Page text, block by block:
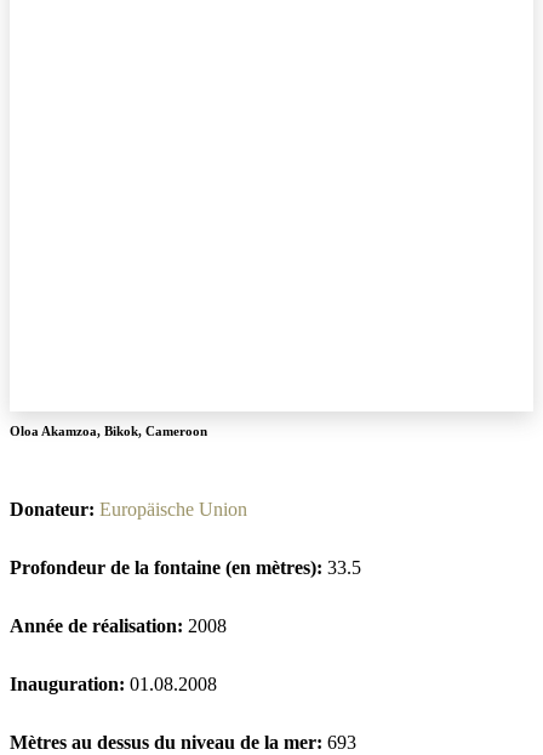
Oloa Akamzoa, Bikok, Cameroon
Donateur: Europäische Union
Profondeur de la fontaine (en mètres): 33.5
Année de réalisation: 2008
Inauguration: 01.08.2008
Mètres au dessus du niveau de la mer: 693